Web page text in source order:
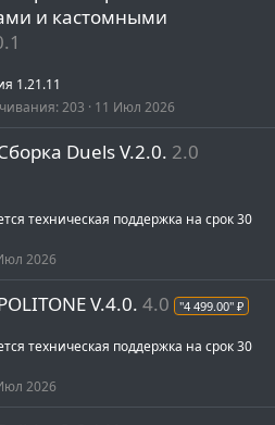
и кастомными
1.21.11
203 11 Июл 2026
Duels V.2.0. 2.0
техническая поддержка на срок 30
2026
V.4.0. 4.0 "4 499.00" ₽
техническая поддержка на срок 30
2026